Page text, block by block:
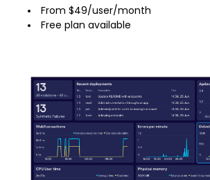
From $49/user/month
Free plan available